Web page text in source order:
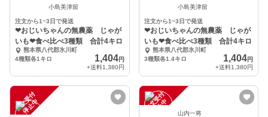
小島美津留
注文から1~3日で発送
❤おじいちゃんの無農薬 じゃが
いも❤食べ比べ3種類 合計4キロ
熊本県八代郡氷川町
4種類各1キロ
1,404円
+送料1,380円
小島美津留
注文から1~3日で発送
❤おじいちゃんの無農薬 じゃが
いも❤食べ比べ3種類 合計4キロ
熊本県八代郡氷川町
3種類各1.4キロ
1,404円
+送料1,380円
注
文
受
付
停
止
中 注
文
受
付
停
止
中 山内一将